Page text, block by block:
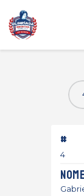
22ª
#
4
Nome